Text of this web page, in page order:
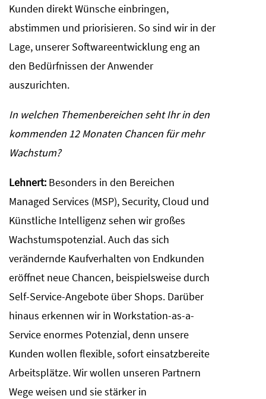
Kunden direkt Wünsche einbringen,
abstimmen und priorisieren. So sind wir in der
Lage, unserer Softwareentwicklung eng an
den Bedürfnissen der Anwender
auszurichten.
In welchen Themenbereichen seht Ihr in den
kommenden 12 Monaten Chancen für mehr
Wachstum?
Lehnert: Besonders in den Bereichen
Managed Services (MSP), Security, Cloud und
Künstliche Intelligenz sehen wir großes
Wachstumspotenzial. Auch das sich
verändernde Kaufverhalten von Endkunden
eröffnet neue Chancen, beispielsweise durch
Self-Service-Angebote über Shops. Darüber
hinaus erkennen wir in Workstation-as-a-
Service enormes Potenzial, denn unsere
Kunden wollen flexible, sofort einsatzbereite
Arbeitsplätze. Wir wollen unseren Partnern
Wege weisen und sie stärker in